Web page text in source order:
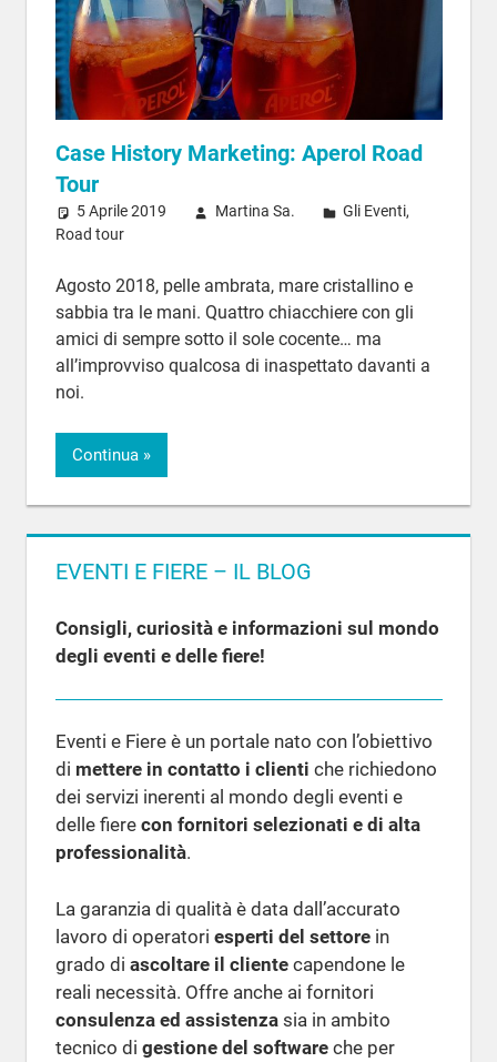
Case History Marketing: Aperol Road
Tour
5 Aprile 2019 Martina Sa. Gli Eventi,
Road tour
Agosto 2018, pelle ambrata, mare cristallino e
sabbia tra le mani. Quattro chiacchiere con gli
amici di sempre sotto il sole cocente… ma
all’improvviso qualcosa di inaspettato davanti a
noi.
Continua
EVENTI E FIERE – IL BLOG
Consigli, curiosità e informazioni sul mondo
degli eventi e delle fiere!
Eventi e Fiere è un portale nato con l’obiettivo
di mettere in contatto i clienti che richiedono
dei servizi inerenti al mondo degli eventi e
delle fierecon fornitori selezionati e di alta
professionalità.
La garanzia di qualità è data dall’accurato
lavoro di operatori esperti del settorein
grado di ascoltare il clientecapendone le
reali necessità. Offre anche ai fornitori
consulenza ed assistenzasia in ambito
tecnico di gestione del softwareche per